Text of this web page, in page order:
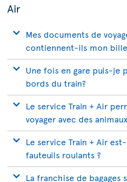
Air
Mes documents de
contiennent-ils mon
Une fois en gare puis-je
bords du train?
Le service Train + Air
voyager avec des
Le service Train + Air
fauteuils roulants ?
La franchise de